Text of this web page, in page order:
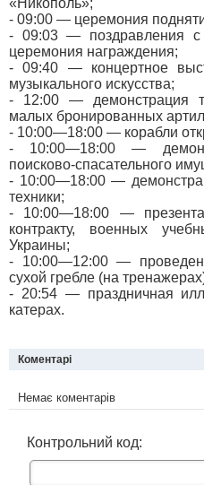
«Никополь»;
- 09:00 — церемония
- 09:03 — поздравления
церемония награждения;
- 09:40 — концертное
музыкального искусства;
- 12:00 — демонстрация
малых бронированных
- 10:00—18:00 — корабли
- 10:00—18:00 —
поисково-спасательного
- 10:00—18:00 —
техники;
- 10:00—18:00 —
контракту, военных
Украины;
- 10:00—12:00 —
сухой гребле (на
- 20:54 — праздничная
катерах.
Коментарі
Немає коментарів
Контрольний код: